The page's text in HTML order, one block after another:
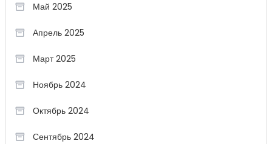
Май 2025
Апрель 2025
Март 2025
Ноябрь 2024
Октябрь 2024
Сентябрь 2024